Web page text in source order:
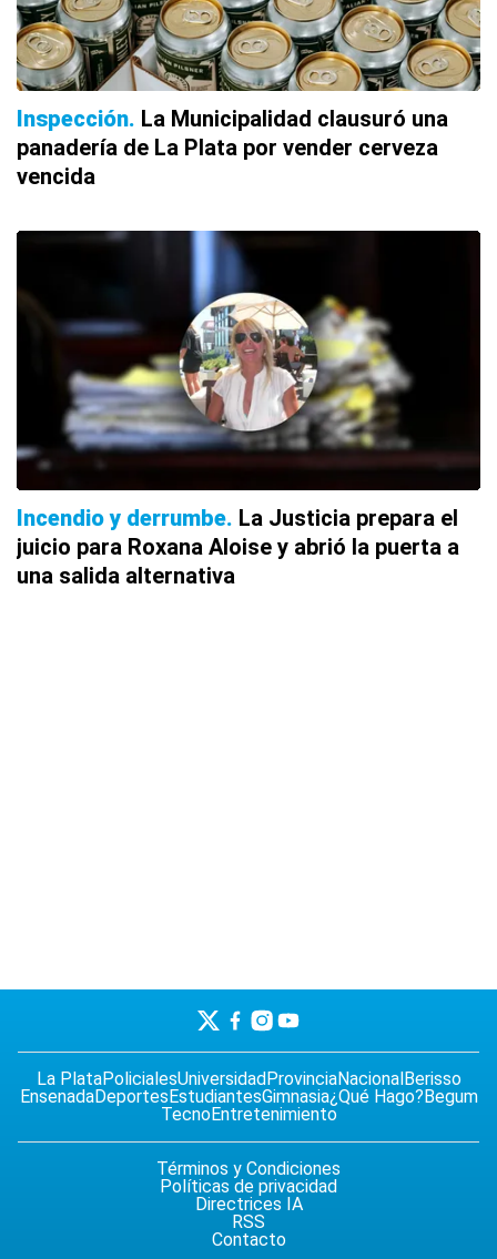
Inspección La Municipalidad clausuró una
panadería de La Plata por vender cerveza
vencida
Incendio y derrumbe La Justicia prepara el
juicio para Roxana Aloise y abrió la puerta a
una salida alternativa
La PlataPolicialesUniversidadProvinciaNacionalBerisso
EnsenadaDeportesEstudiantesGimnasia¿Qué Hago?Begum
TecnoEntretenimiento
Términos y Condiciones
Políticas de privacidad
Directrices IA
RSS
Contacto